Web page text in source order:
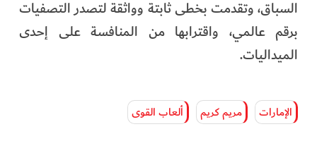
السباق، وتقدمت بخطى ثابتة وواثقة لتصدر التصفيات
برقم عالمي، واقترابها من المنافسة على إحدى
الميداليات.
الإمارات مريم كريم ألعاب القوى